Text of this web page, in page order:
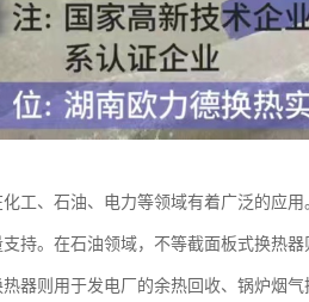
工、石油、电力等领域有着广泛的应
持。在石油领域，不等截面板式换热
器则用于发电厂的余热回收、锅炉烟气